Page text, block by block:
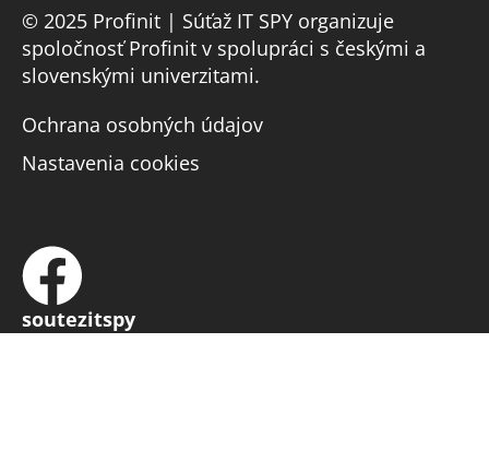
© 2025 Profinit | Súťaž IT SPY organizuje
spoločnosť Profinit v spolupráci s českými a
slovenskými univerzitami.
Ochrana osobných údajov
Nastavenia cookies
soutezitspy